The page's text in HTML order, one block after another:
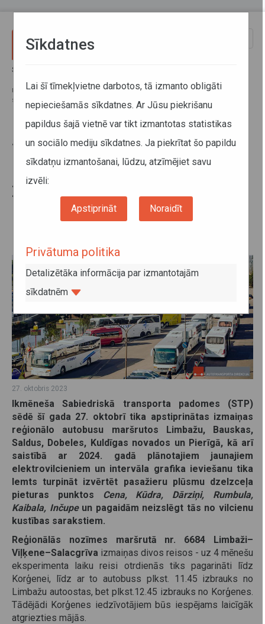
Sākums
maršrutos Vidzemē, Kurzemē, Zemgalē un Pierīgā; šogad neslēgs
sešus pasažieru retāk pieprasītos dzelzceļa pieturas punktus
Sabiedriskā transporta padome:
izmaiņas 12 reģionālo autobusu
maršrutos Vidzemē, Kurzemē,
Zemgalē un Pierīgā; šogad
neslēgs sešus pasažieru retāk
pieprasītos dzelzceļa pieturas
27. oktobris 2023
Ikmēneša Sabiedriskā transporta padomes (STP)
sēdē šī gada 27. oktobrī tika apstiprinātas izmaiņas
reģionālo autobusu maršrutos Limbažu, Bauskas,
Saldus, Dobeles, Kuldīgas novados un Pierīgā, kā arī
saistībā ar 2024. gadā plānotajiem jaunajiem
elektrovilcieniem un intervāla grafika ieviešanu tika
lemts turpināt izvērtēt pasažieru plūsmu dzelzceļa
pieturas punktos Cena, Kūdra, Dārziņi, Rumbula,
Kaibala, Inčupeun pagaidām neizslēgt tās no vilcienu
kustības sarakstiem.
Reģionālās nozīmes maršrutā nr. 6684 Limbaži–
Viļķene–Salacgrīva izmaiņas divos reisos - uz 4 mēnešu
eksperimenta laiku reisi otrdienās tiks pagarināti līdz
Korģenei, līdz ar to autobuss plkst. 11.45 izbrauks no
Limbažu autoostas, bet plkst.12.45 izbrauks no Korģenes.
Tādējādi Korģenes iedzīvotājiem būs iespējams laicīgāk
atgriezties mājās.
Sīkdatnes
Lai šī tīmekļvietne darbotos, tā izmanto obligāti
nepieciešamās sīkdatnes. Ar Jūsu piekrišanu
papildus šajā vietnē var tikt izmantotas statistikas
un sociālo mediju sīkdatnes. Ja piekrītat šo papildu
sīkdatņu izmantošanai, lūdzu, atzīmējiet savu
izvēli:
Apstiprināt Noraidīt
Privātuma politika
Detalizētāka informācija par izmantotajām
sīkdatnēm